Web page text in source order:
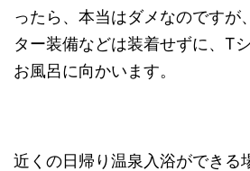
ったら、本当はダメなのですが
ター装備などは装着せずに、T
お風呂に向かいます。
近くの日帰り温泉入浴ができる